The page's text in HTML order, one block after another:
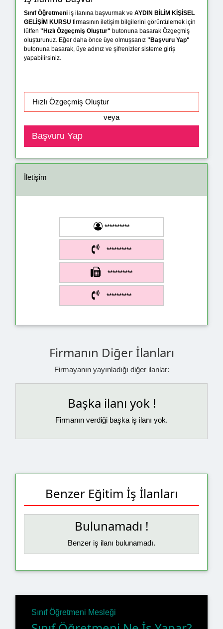
Sınıf Öğretmeni iş ilanına başvurmak ve AYDIN BİLİM KİŞİSEL
GELİŞİM KURSU firmasının iletişim bilgilerini görüntülemek için
lütfen "Hızlı Özgeçmiş Oluştur" butonuna basarak Özgeçmiş
oluşturunuz. Eğer daha önce üye olmuşsanız "Başvuru Yap"
butonuna basarak, üye adınız ve şifrenizler sisteme giriş
yapabilirsiniz.
veya
İletişim
**********
**********
**********
**********
Firmanın Diğer İlanları
Firmayanın yayınladığı diğer ilanlar:
Başka ilanı yok !
Firmanın verdiği başka iş ilanı yok.
Benzer Eğitim İş İlanları
Bulunamadı !
Benzer iş ilanı bulunamadı.
Sınıf Öğretmeni Mesleği